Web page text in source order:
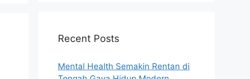
f
r
:
Recent Posts
Mental Health Semakin Rentan di